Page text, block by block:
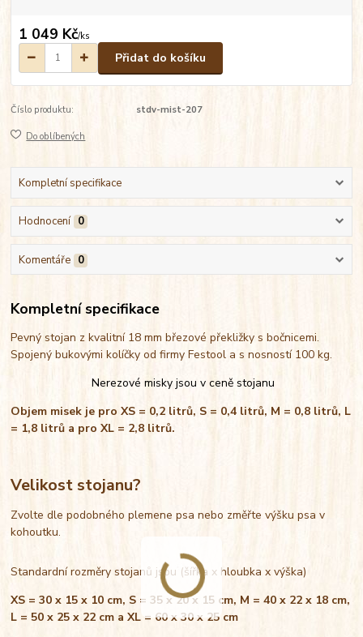
1 049 Kč/ks
Přidat do košíku
Číslo produktu: stdv-mist-207
Do oblíbených
Kompletní specifikace
Hodnocení 0
Komentáře 0
Kompletní specifikace
Pevný stojan z kvalitní 18 mm březové překližky s bočnicemi.
Spojený bukovými kolíčky od firmy Festool a s nosností 100 kg.
Nerezové misky jsou v ceně stojanu
Objem misek je pro XS = 0,2 litrů, S = 0,4 litrů, M = 0,8 litrů, L
= 1,8 litrů a pro XL = 2,8 litrů.
Velikost stojanu?
Zvolte dle podobného plemene psa nebo změřte výšku psa v
kohoutku.
Standardní rozměry stojanů jsou (šířka x hloubka x výška)
XS = 30 x 15 x 10 cm, S = 35 x 20 x 15 cm, M = 40 x 22 x 18 cm,
L = 50 x 25 x 22 cm a XL = 60 x 30 x 25 cm